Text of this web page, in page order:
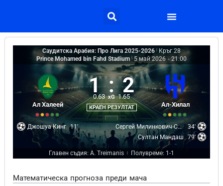
Саудитска Арабия: Про Лига 2025-2026
Кръг 28
Prince Mohamed bin Fahd Stadium
5 май 2026 - 21:00
Ал Халеей
1 : 2
0.63 xG 1.65
КРАЕН РЕЗУЛТАТ Ал-Хилал
Джошуа Кинг 11' Сергей Милинкович-Савич
34'
Султан Мандаш
79'
Главен съдия: A. Treimanis Полувреме: 1-1
Математическа прогноза преди мача